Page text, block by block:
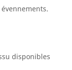
disponibles